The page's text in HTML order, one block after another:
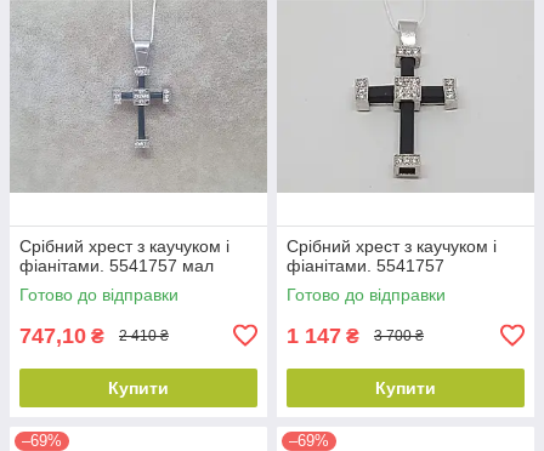
Срібний хрест з каучуком і
фіанітами. 5541757 мал
Готово до відправки
747,10 ₴ 2 410 ₴
Купити
Срібний хрест з каучуком і
фіанітами. 5541757
Готово до відправки
1 147 ₴ 3 700 ₴
Купити
–69% –69%